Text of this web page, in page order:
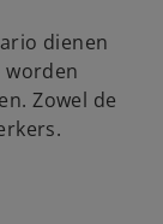
dienen
worden
Zowel de